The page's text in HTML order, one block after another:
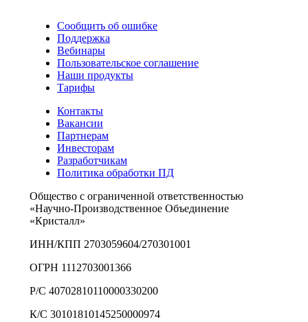
Сообщить об ошибке
Поддержка
Вебинары
Пользовательское соглашение
Наши продукты
Тарифы
Контакты
Вакансии
Партнерам
Инвесторам
Разработчикам
Политика обработки ПД
Общество с ограниченной ответственностью
«Научно-Производственное Объединение
«Кристалл»
ИНН/КПП 2703059604/270301001
ОГРН 1112703001366
Р/С 40702810110000330200
К/С 30101810145250000974